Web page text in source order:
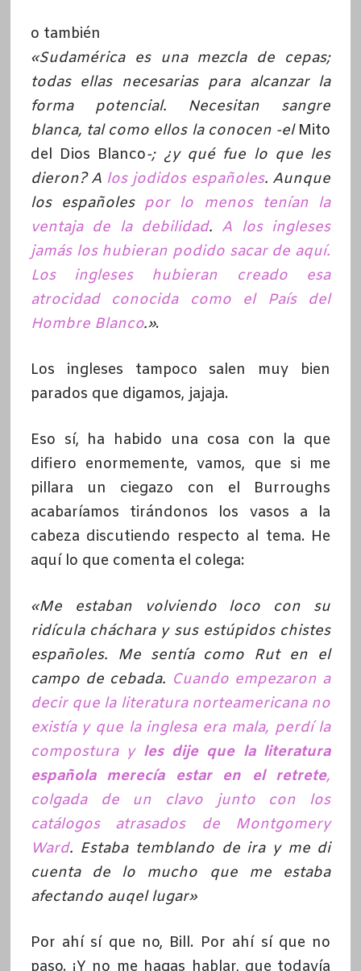
o también
«Sudamérica es una mezcla de cepas;
todas ellas necesarias para alcanzar la
forma potencial. Necesitan sangre
blanca, tal como ellos la conocen -el Mito
del Dios Blanco-; ¿y qué fue lo que les
dieron? A los jodidos españoles. Aunque
los españoles por lo menos tenían la
ventaja de la debilidad. A los ingleses
jamás los hubieran podido sacar de aquí.
Los ingleses hubieran creado esa
atrocidad conocida como el País del
Hombre Blanco.».
Los ingleses tampoco salen muy bien
parados que digamos, jajaja.
Eso sí, ha habido una cosa con la que
difiero enormemente, vamos, que si me
pillara un ciegazo con el Burroughs
acabaríamos tirándonos los vasos a la
cabeza discutiendo respecto al tema. He
aquí lo que comenta el colega:
«Me estaban volviendo loco con su
ridícula cháchara y sus estúpidos chistes
españoles. Me sentía como Rut en el
campo de cebada. Cuando empezaron a
decir que la literatura norteamericana no
existía y que la inglesa era mala, perdí la
compostura y les dije que la literatura
española merecía estar en el retrete,
colgada de un clavo junto con los
catálogos atrasados de Montgomery
Ward. Estaba temblando de ira y me di
cuenta de lo mucho que me estaba
afectando auqel lugar»
Por ahí sí que no, Bill. Por ahí sí que no
paso. ¡Y no me hagas hablar, que todavía